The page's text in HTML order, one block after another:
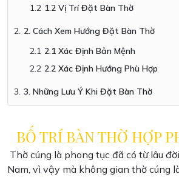
1.2 Vị Trí Đặt Bàn Thờ
2. Cách Xem Hướng Đặt Bàn Thờ
2.1 Xác Định Bản Mệnh
2.2 Xác Định Hướng Phù Hợp
3. Những Lưu Ý Khi Đặt Bàn Thờ
BỐ TRÍ BÀN THỜ HỢP
Thờ cúng là phong tục đã có từ lâu
Nam, vì vậy mà không gian thờ cúng